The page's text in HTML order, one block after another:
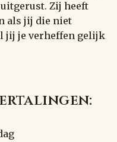
Zij heeft
als jij die niet
jij je verheffen gelijk